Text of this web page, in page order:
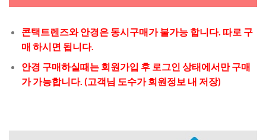
콘택트렌즈와 안경은 동시구매가 불가능 합니다. 따로 구
매 하시면 됩니다.
안경 구매하실때는 회원가입 후 로그인 상태에서만 구매
가 가능합니다. (고객님 도수가 회원정보 내 저장)